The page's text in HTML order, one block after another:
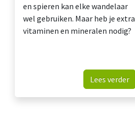
en spieren kan elke wandelaar
wel gebruiken. Maar heb je extra
vitaminen en mineralen nodig?
Lees verder